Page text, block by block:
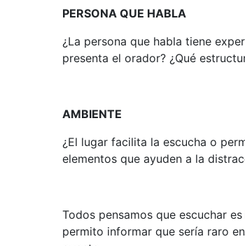
PERSONA QUE HABLA
¿La persona que habla tiene
presenta el orador? ¿Qué
AMBIENTE
¿El lugar facilita la escucha o
elementos que ayuden a la
Todos pensamos que escuchar
permito informar que sería raro